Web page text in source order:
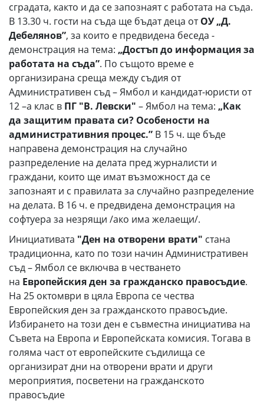
сградата, както и да се запознаят с работата на съда.
В 13.30 ч. гости на съда ще бъдат деца отОУ „Д.
Дебелянов”, за които е предвидена беседа -
демонстрация на тема: „Достъп до информация за
работата на съда”. По същото време е
организирана среща между съдия от
Административен съд – Ямбол и кандидат-юристи от
12 –а клас в ПГ "В. Левски" – Ямбол на тема: „Как
да защитим правата си? Особености на
административния процес.” В 15 ч. ще бъде
направена демонстрация на случайно
разпределение на делата пред журналисти и
граждани, които ще имат възможност да се
запознаят и с правилата за случайно разпределение
на делата. В 16 ч. е предвидена демонстрация на
софтуера за незрящи /ако има желаещи/.
Инициативата "Ден на отворени врати" стана
традиционна, като по този начин Административен
съд – Ямбол се включва в честването
на Европейския ден за гражданско правосъдие.
На 25 октомври в цяла Европа се чества
Европейския ден за гражданското правосъдие.
Избирането на този ден е съвместна инициатива на
Съвета на Европа и Европейската комисия. Тогава в
голяма част от европейските съдилища се
организират дни на отворени врати и други
мероприятия, посветени на гражданското
правосъдие